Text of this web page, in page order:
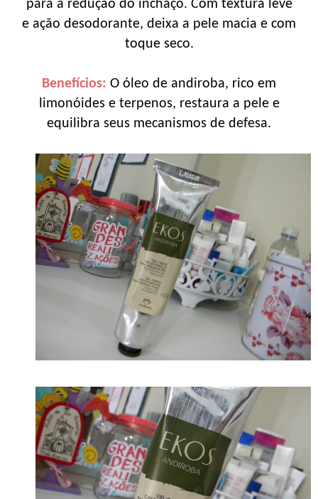
para a redução do inchaço. Com textura leve
e ação desodorante, deixa a pele macia e com
toque seco.
Benefícios: O óleo de andiroba, rico em
limonóides e terpenos, restaura a pele e
equilibra seus mecanismos de defesa.